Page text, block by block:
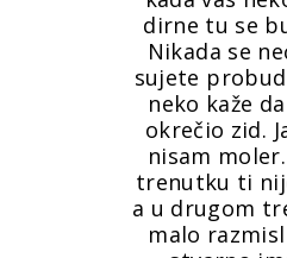
dirne tu se
Nikada se
sujete
neko kaže
okrečio zid.
nisam
trenutku ti
a u drugom
malo